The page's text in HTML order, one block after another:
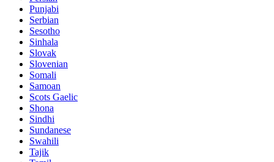
Punjabi
Serbian
Sesotho
Sinhala
Slovak
Slovenian
Somali
Samoan
Scots Gaelic
Shona
Sindhi
Sundanese
Swahili
Tajik